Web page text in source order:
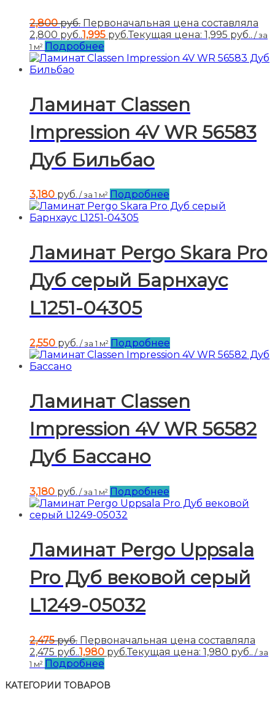
2,800руб. Первоначальная цена составляла
2,800 руб..1,995 руб.Текущая цена: 1,995 руб.. / за
1 м² Подробнее
Ламинат Classen
Impression 4V WR 56583
Дуб Бильбао
3,180 руб. / за 1 м² Подробнее
Ламинат Pergo Skara Pro
Дуб серый Барнхаус
L1251-04305
2,550 руб. / за 1 м² Подробнее
Ламинат Classen
Impression 4V WR 56582
Дуб Бассано
3,180 руб. / за 1 м² Подробнее
Ламинат Pergo Uppsala
Pro Дуб вековой серый
L1249-05032
2,475руб. Первоначальная цена составляла
2,475 руб..1,980 руб.Текущая цена: 1,980 руб.. / за
1 м² Подробнее
КАТЕГОРИИ ТОВАРОВ